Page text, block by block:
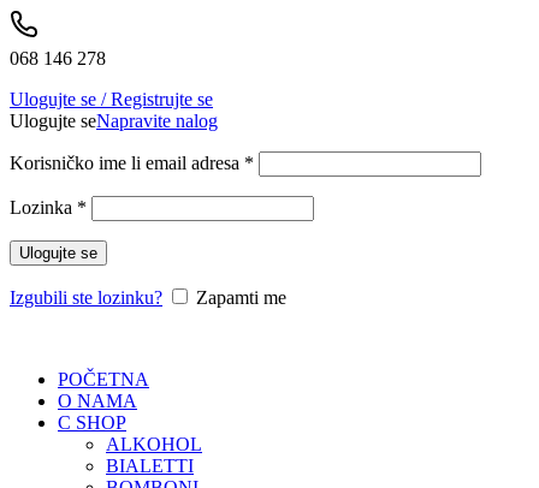
068 146 278
Ulogujte se / Registrujte se
Ulogujte seNapravite nalog
Korisničko ime li email adresa *
Lozinka *
Ulogujte se
Izgubili ste lozinku? Zapamti me
POČETNA
O NAMA
C SHOP
ALKOHOL
BIALETTI